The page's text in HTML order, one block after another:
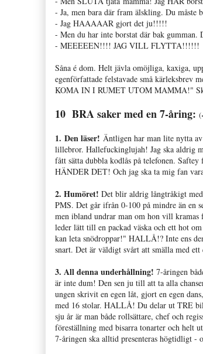
- Ja, men bara där fram älskling. Du måste
- Jag HAAAAAR gjort det ju!!!!!
- Men du har inte borstat där bak gumman.
- MEEEEEN!!!! JAG VILL FLYTTA!!!!!!
Såna é dom. Helt jävla omöjliga, kaxiga,
egenförfattade felstavade små kärleksbrev
KOMA IN I RUMET UTOM MAMMA!"
10 BRA saker med en 7-åring:
1. Den läser! Äntligen har man lite nytta
lillebror. Hallefuckinglujah! Jag ska aldrig
fått sätta dubbla kodlås på telefonen.
HÄNDER DET! Och jag ska ta mig fan
2. Humöret! Det blir aldrig långtråkigt
PMS. Det går ifrån 0-100 på mindre än en
men ibland undrar man om hon vill
leder lätt till en packad väska och ett hot
kan leta snödroppar!" HALLÅ!? Inte ens
snart. Det är väldigt svårt att smälla med ett
3. All denna underhållning! 7-åringen
är inte dum! Den sen ju till att ta alla
ungen skrivit en egen låt, gjort en egen
med 16 stolar. HALLÅ! Du delar ut TRE
sju år är man både rollsättare, chef och
föreställning med bisarra tonarter och helt
7-åringen ska alltid presenteras högtidligt -